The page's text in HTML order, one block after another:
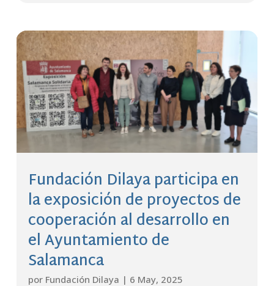
Fundación Dilaya participa en
la exposición de proyectos de
cooperación al desarrollo en
el Ayuntamiento de
Salamanca
por Fundación Dilaya | 6 May, 2025